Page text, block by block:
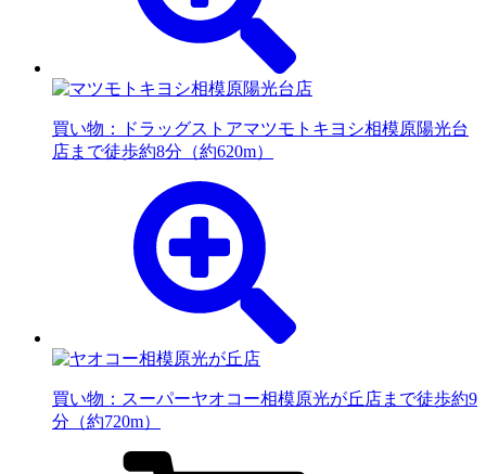
買い物：ドラッグストアマツモトキヨシ相模原陽光台
店まで徒歩約8分（約620m）
買い物：スーパーヤオコー相模原光が丘店まで徒歩約9
分（約720m）